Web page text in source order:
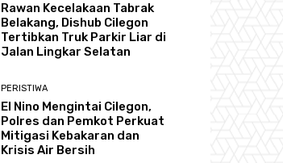
Rawan Kecelakaan Tabrak
Belakang, Dishub Cilegon
Tertibkan Truk Parkir Liar di
Jalan Lingkar Selatan
PERISTIWA
El Nino Mengintai Cilegon,
Polres dan Pemkot Perkuat
Mitigasi Kebakaran dan
Krisis Air Bersih